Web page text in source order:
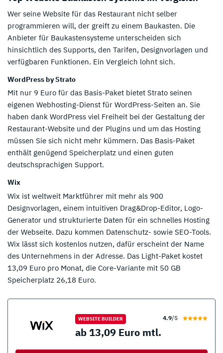
Wer seine Website für das Restaurant nicht selber
programmieren will, der greift zu einem Baukasten. Die
Anbieter für Baukastensysteme unterscheiden sich
hinsichtlich des Supports, den Tarifen, Designvorlagen und
verfügbaren Funktionen. Ein Vergleich lohnt sich.
WordPress by Strato
Mit nur 9 Euro für das Basis-Paket bietet Strato seinen
eigenen Webhosting-Dienst für WordPress-Seiten an. Sie
haben dank WordPress viel Freiheit bei der Gestaltung der
Restaurant-Website und der Plugins und um das Hosting
müssen Sie sich nicht mehr kümmern. Das Basis-Paket
enthält genügend Speicherplatz und einen guten
deutschsprachigen Support.
Wix
Wix ist weltweit Marktführer mit mehr als 900
Designvorlagen, einem intuitiven Drag&Drop-Editor, Logo-
Generator und strukturierte Daten für ein schnelles Hosting
der Webseite. Dazu kommen Datenschutz- sowie SEO-Tools.
Wix lässt sich kostenlos nutzen, dafür erscheint der Name
des Unternehmens in der Adresse. Das Light-Paket kostet
13,09 Euro pro Monat, die Core-Variante mit 50 GB
Speicherplatz 26,18 Euro.
WEBSITE BUILDER 4.9/5
ab 13,09 Euro mtl.